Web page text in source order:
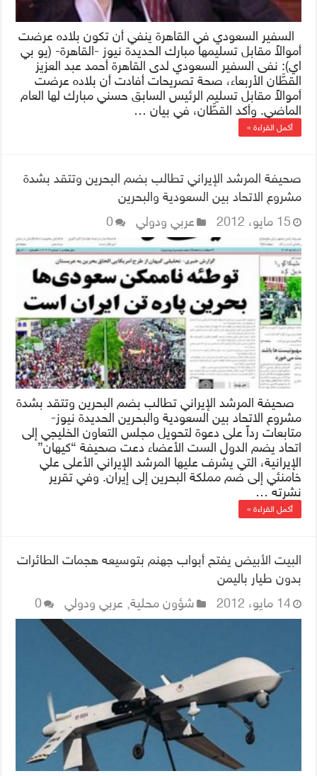
السفير السعودي في القاهرة ينفي أن تكون بلاده عرضت
أموالاً مقابل تسليمها مبارك الحديدة نيوز -القاهرة- (يو بي
اي): نفى السفير السعودي لدى القاهرة أحمد عبد العزيز
القطَّان الأربعاء، صحة تصريحات أفادت أن بلاده عرضت
أموالاً مقابل تسليم الرئيس السابق حسني مبارك لها العام
الماضي. وأكد القطَّان، في بيان …
أكمل القراءة »
صحيفة المرشد الإيراني تطالب بضم البحرين وتتقد بشدة
مشروع الاتحاد بين السعودية والبحرين
15 مايو، 2012
عربي ودولي 0
صحيفة المرشد الإيراني تطالب بضم البحرين وتتقد بشدة
مشروع الاتحاد بين السعودية والبحرين الحديدة نيوز-
متابعات رداً على دعوة لتحويل مجلس التعاون الخليجي إلى
اتحاد يضم الدول الست الأعضاء دعت صحيفة “كيهان”
الإيرانية، التي يشرف عليها المرشد الإيراني الأعلى علي
خامنئي إلى ضم مملكة البحرين إلى إيران. وفي تقرير
نشرته …
أكمل القراءة »
البيت الأبيض يفتح أبواب جهنم بتوسيعه هجمات الطائرات
بدون طيار باليمن
14 مايو، 2012
شؤون محلية, عربي ودولي 0